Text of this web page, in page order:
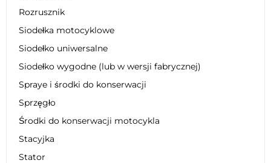
Rozrusznik
Siodełka motocyklowe
Siodełko uniwersalne
Siodełko wygodne (lub w wersji fabrycznej)
Spraye i środki do konserwacji
Sprzęgło
Środki do konserwacji motocykla
Stacyjka
Stator